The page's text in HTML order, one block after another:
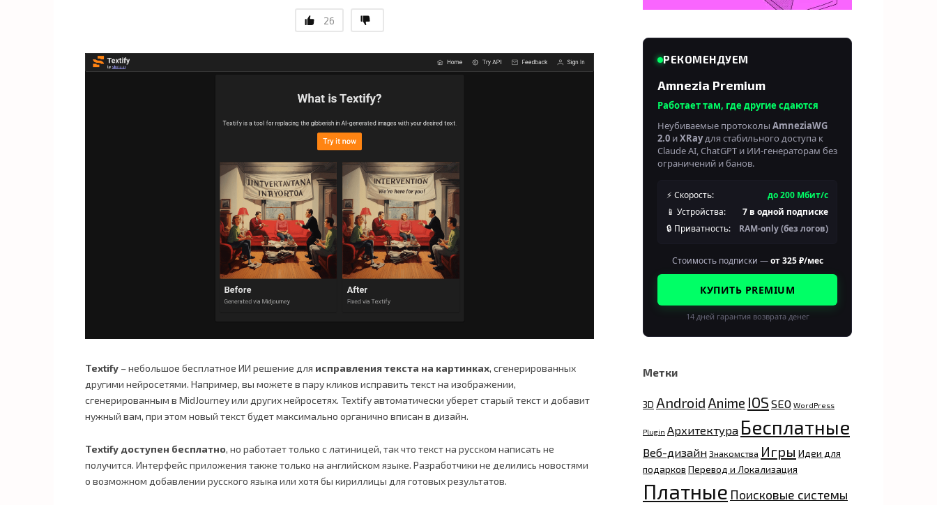
26
Textify – небольшое бесплатное ИИ решение для исправления текста на картинках, сгенерированных
другими нейросетями. Например, вы можете в пару кликов исправить текст на изображении,
сгенерированным в MidJourney или других нейросетях. Textify автоматически уберет старый текст и добавит
нужный вам, при этом новый текст будет максимально органично вписан в дизайн.
Textify доступен бесплатно, но работает только с латиницей, так что текст на русском написать не
получится. Интерфейс приложения также только на английском языке. Разработчики не делились новостями
о возможном добавлении русского языка или хотя бы кириллицы для готовых результатов.
РЕКОМЕНДУЕМ
Amnezia Premium
Работает там, где другие сдаются
Неубиваемые протоколы AmneziaWG
2.0 иXRayдля стабильного доступа к
Claude AI, ChatGPT и ИИ-генераторам без
ограничений и банов.
⚡ Скорость:
до 200 Мбит/с
📱 Устройства:
7 в одной подписке
🔒 Приватность:
RAM-only (без логов)
Стоимость подписки —от 325 ₽/мес
КУПИТЬ PREMIUM
14 дней гарантия возврата денег
Метки
3D Android Anime IOS SEO WordPress
Plugin Архитектура Бесплатные
Веб-дизайн Знакомства Игры Идеи для
подарков Перевод и Локализация
Платные Поисковые системы